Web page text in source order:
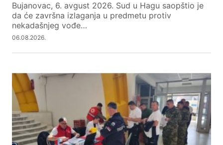
Bujanovac, 6. avgust 2026. Sud u Hagu saopštio je
da će završna izlaganja u predmetu protiv
nekadašnjeg vođe…
06.08.2026.